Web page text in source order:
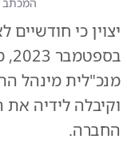
יצוין כי
מנכ"לית מינהל
וקיבלה לידיה
החברה.